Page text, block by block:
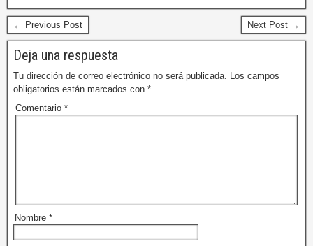
← Previous Post Next Post →
Deja una respuesta
Tu dirección de correo electrónico no será publicada.
Los campos
obligatorios están marcados con *
Comentario *
Nombre *